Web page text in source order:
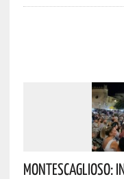
Montescaglioso: